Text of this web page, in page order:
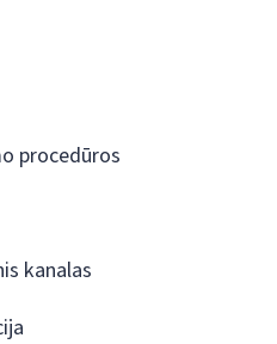
procedūros
kanalas